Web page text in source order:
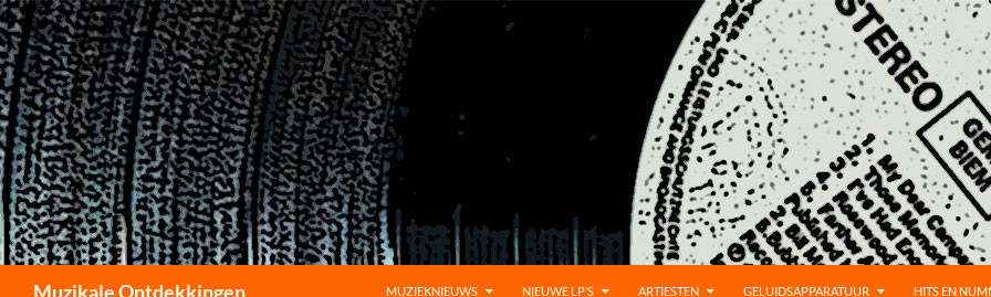
Muzikale Ontdekkingen
MUZIEKNIEUWS
NIEUWE LP’S ARTIESTEN GELUIDSAPPARATUUR HITS EN